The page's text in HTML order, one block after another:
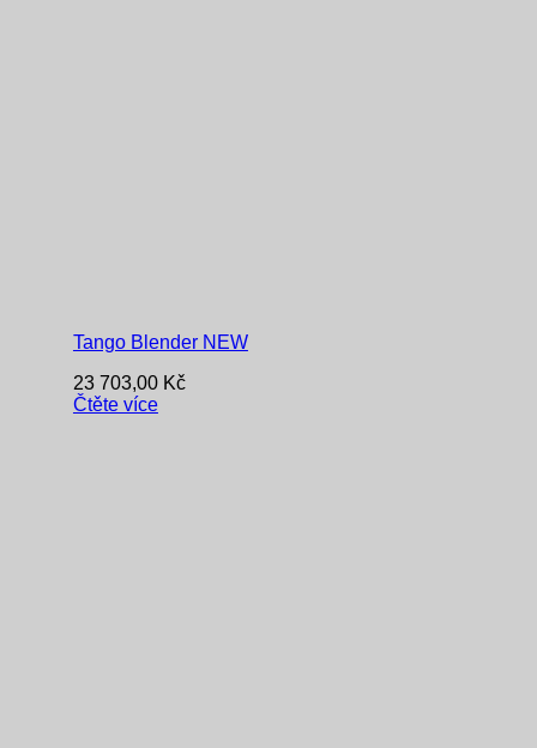
Tango Blender NEW
23 703,00 Kč
Čtěte více